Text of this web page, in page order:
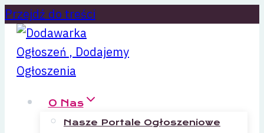
Przejdź do treści
O Nas
Nasze Portale Ogłoszeniowe